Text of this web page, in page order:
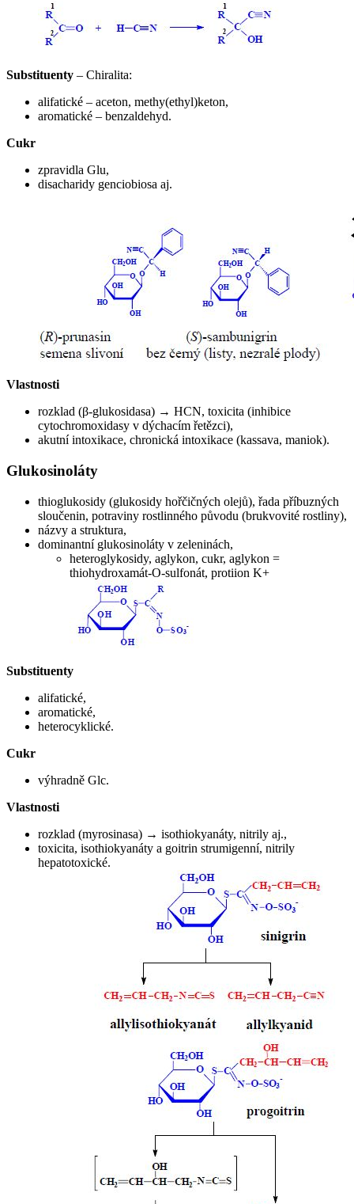
Substituenty – Chiralita:
alifatické – aceton, methy(ethyl)keton,
aromatické – benzaldehyd.
Cukr
zpravidla Glu,
disacharidy genciobiosa aj.
Vlastnosti
rozklad (β-glukosidasa) → HCN, toxicita (inhibice
cytochromoxidasy v dýchacím řetězci),
akutní intoxikace, chronická intoxikace (kassava, maniok).
Glukosinoláty
thioglukosidy (glukosidy hořčičných olejů), řada příbuzných
sloučenin, potraviny rostlinného původu (brukvovité rostliny),
názvy a struktura,
dominantní glukosinoláty v zeleninách,
heteroglykosidy, aglykon, cukr, aglykon =
thiohydroxamát-O-sulfonát, protiion K+
Substituenty
alifatické,
aromatické,
heterocyklické.
Cukr
výhradně Glc.
Vlastnosti
rozklad (myrosinasa) → isothiokyanáty, nitrily aj.,
toxicita, isothiokyanáty a goitrin strumigenní, nitrily
hepatotoxické.